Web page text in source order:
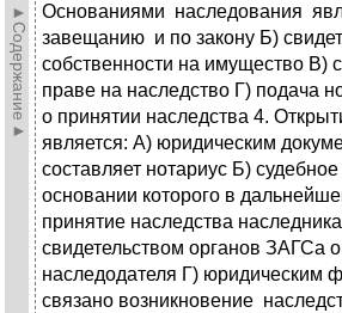
►Содержание►
Основаниями наследования
завещанию и по закону Б)
собственности на имущество В)
праве на наследство Г) подача
о принятии наследства 4.
является: А) юридическим
составляет нотариус Б)
основании которого в
принятие наследства
свидетельством органов ЗАГСа
наследодателя Г) юридическим
связано возникновение